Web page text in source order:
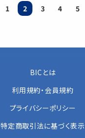
1 2 3 4 5
BICとは
利用規約・会員規約
プライバシーポリシー
特定商取引法に基づく表示